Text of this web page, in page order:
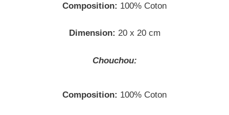
Composition: 100% Coton
Dimension: 20 x 20 cm
Chouchou:
Composition: 100% Coton